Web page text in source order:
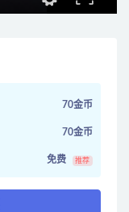
70金币
70金币
免费 推荐